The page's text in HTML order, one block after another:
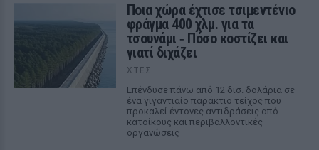
Ποια χώρα έχτισε τσιμεντένιο
φράγμα 400 χλμ. για τα
τσουνάμι ‑ Πόσο κοστίζει και
γιατί διχάζει
ΧΤΕΣ
Επένδυσε πάνω από 12 δισ. δολάρια σε
ένα γιγαντιαίο παράκτιο τείχος που
προκαλεί έντονες αντιδράσεις από
κατοίκους και περιβαλλοντικές
οργανώσεις